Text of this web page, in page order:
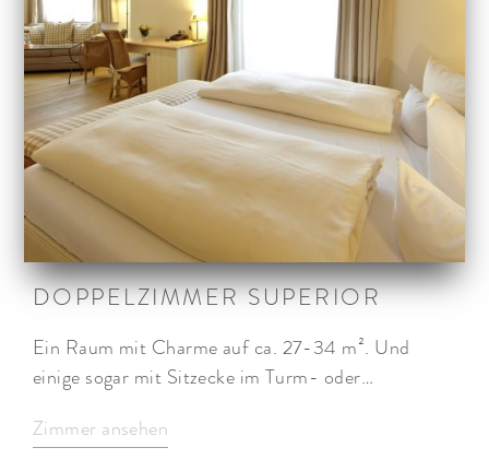
DOPPELZIMMER SUPERIOR
Ein Raum mit Charme auf ca. 27-34 m². Und
einige sogar mit Sitzecke im Turm- oder…
Zimmer ansehen